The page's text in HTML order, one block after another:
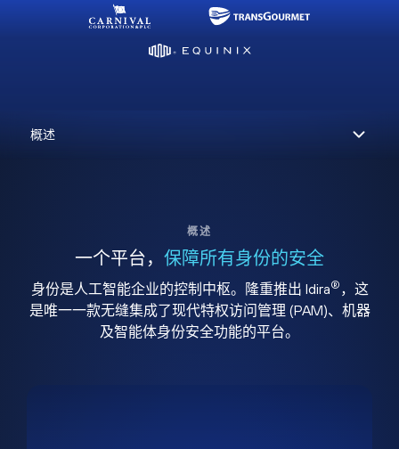
概述
一个平台， 保障所有身份的安全
身份是人工智能企业的控制中枢。隆重推出 Idira® ，这
是唯一一款无缝集成了现代特权访问管理 (PAM)、机器
及智能体身份安全功能的平台。